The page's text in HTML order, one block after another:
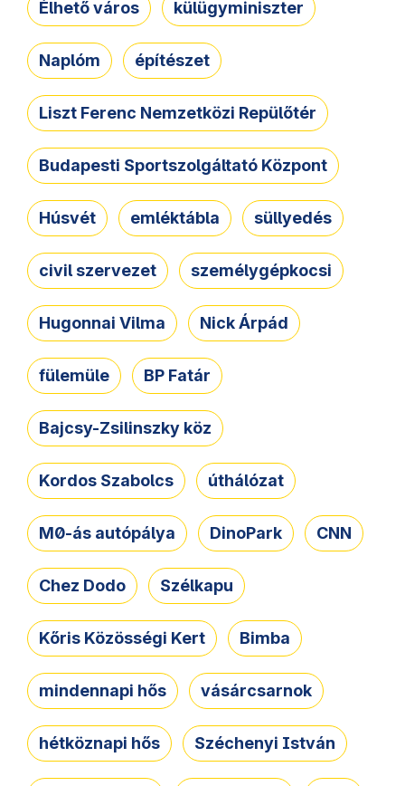
Élhető város külügyminiszter
Naplóm építészet
Liszt Ferenc Nemzetközi Repülőtér
Budapesti Sportszolgáltató Központ
Húsvét emléktábla süllyedés
civil szervezet személygépkocsi
Hugonnai Vilma Nick Árpád
fülemüle BP Fatár
Bajcsy-Zsilinszky köz
Kordos Szabolcs úthálózat
M0-ás autópálya DinoPark CNN
Chez Dodo Szélkapu
Kőris Közösségi Kert Bimba
mindennapi hős vásárcsarnok
hétköznapi hős Széchenyi István